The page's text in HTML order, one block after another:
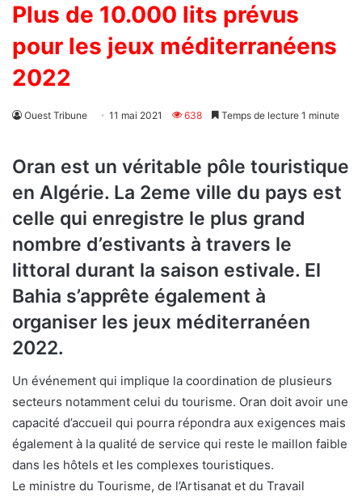
Plus de 10.000 lits prévus
pour les jeux méditerranéens
2022
Ouest Tribune 11 mai 2021 638 Temps de lecture 1 minute
Oran est un véritable pôle touristique
en Algérie. La 2eme ville du pays est
celle qui enregistre le plus grand
nombre d’estivants à travers le
littoral durant la saison estivale. El
Bahia s’apprête également à
organiser les jeux méditerranéen
2022.
Un événement qui implique la coordination de plusieurs
secteurs notamment celui du tourisme. Oran doit avoir une
capacité d’accueil qui pourra répondra aux exigences mais
également à la qualité de service qui reste le maillon faible
dans les hôtels et les complexes touristiques.
Le ministre du Tourisme, de l’Artisanat et du Travail